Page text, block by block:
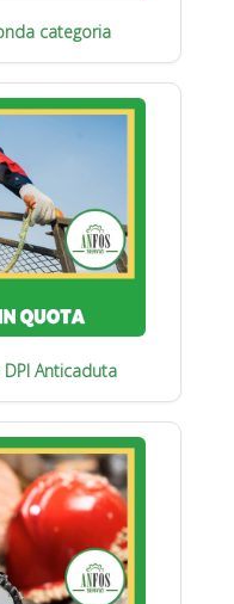
categoria
Anticaduta